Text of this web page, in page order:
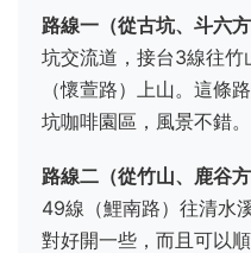
路線一（從古坑、斗六
坑交流道，接台3線往
（懷萱路）上山。這條
坑咖啡園區，風景不錯。
路線二（從竹山、鹿谷
49線（鯉南路）往清水
對好開一些，而且可以